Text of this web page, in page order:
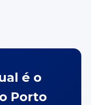
é o
Porto